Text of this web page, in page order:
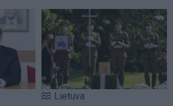
Lietuva